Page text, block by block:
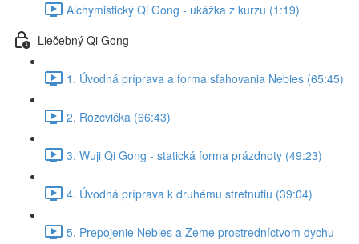
Alchymistický Qi Gong - ukážka z kurzu (1:19)
Liečebný Qi Gong
1. Úvodná príprava a forma sťahovania Nebies (65:45)
2. Rozcvička (66:43)
3. Wuji Qi Gong - statická forma prázdnoty (49:23)
4. Úvodná príprava k druhému stretnutiu (39:04)
5. Prepojenie Nebies a Zeme prostredníctvom dychu